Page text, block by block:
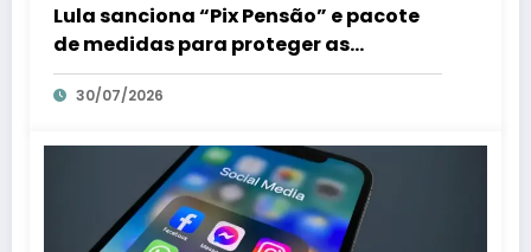
Lula sanciona “Pix Pensão” e pacote
de medidas para proteger as
mulheres – Em Dia ES
30/07/2026